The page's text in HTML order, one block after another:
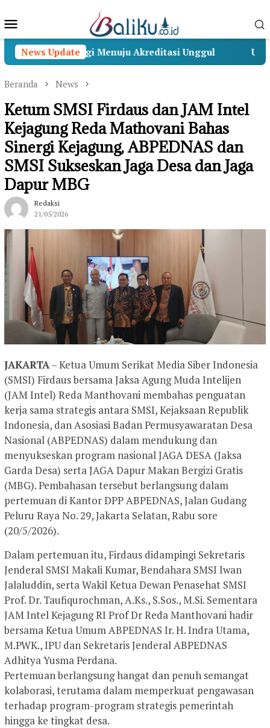
ke
Mobile
News Update
Strategi Menuju Akreditasi Unggul Universitas
Beranda News
Ketum SMSI Firdaus dan JAM Intel
Kejagung Reda Mathovani Bahas
Sinergi Kejagung, ABPEDNAS dan
SMSI Sukseskan Jaga Desa dan Jaga
Dapur MBG
Redaksi
21/05/2026
JAKARTA– Ketua Umum Serikat Media Siber Indonesia
(SMSI) Firdaus bersama Jaksa Agung Muda Intelijen
(JAM Intel) Reda Manthovani membahas penguatan
kerja sama strategis antara SMSI, Kejaksaan Republik
Indonesia, dan Asosiasi Badan Permusyawaratan Desa
Nasional (ABPEDNAS) dalam mendukung dan
menyukseskan program nasional JAGA DESA (Jaksa
Garda Desa) serta JAGA Dapur Makan Bergizi Gratis
(MBG). Pembahasan tersebut berlangsung dalam
pertemuan di Kantor DPP ABPEDNAS, Jalan Gudang
Peluru Raya No. 29, Jakarta Selatan, Rabu sore
(20/5/2026).
Dalam pertemuan itu, Firdaus didampingi Sekretaris
Jenderal SMSI Makali Kumar, Bendahara SMSI Iwan
Jalaluddin, serta Wakil Ketua Dewan Penasehat SMSI
Prof. Dr. Taufiqurochman, A.Ks., S.Sos., M.Si. Sementara
JAM Intel Kejagung RI Prof Dr Reda Manthovani hadir
bersama Ketua Umum ABPEDNAS Ir. H. Indra Utama,
M.PWK., IPU dan Sekretaris Jenderal ABPEDNAS
Adhitya Yusma Perdana.
Pertemuan berlangsung hangat dan penuh semangat
kolaborasi, terutama dalam memperkuat pengawasan
terhadap program-program strategis pemerintah
hingga ke tingkat desa.